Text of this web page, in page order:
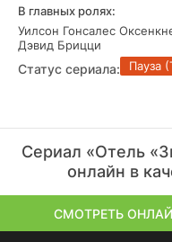
В главных ролях:
Уилсон Гонсалес
Дэвид Брицци
Статус сериала: Пауза
Сериал «Отель
онлайн в
СМОТРЕТЬ